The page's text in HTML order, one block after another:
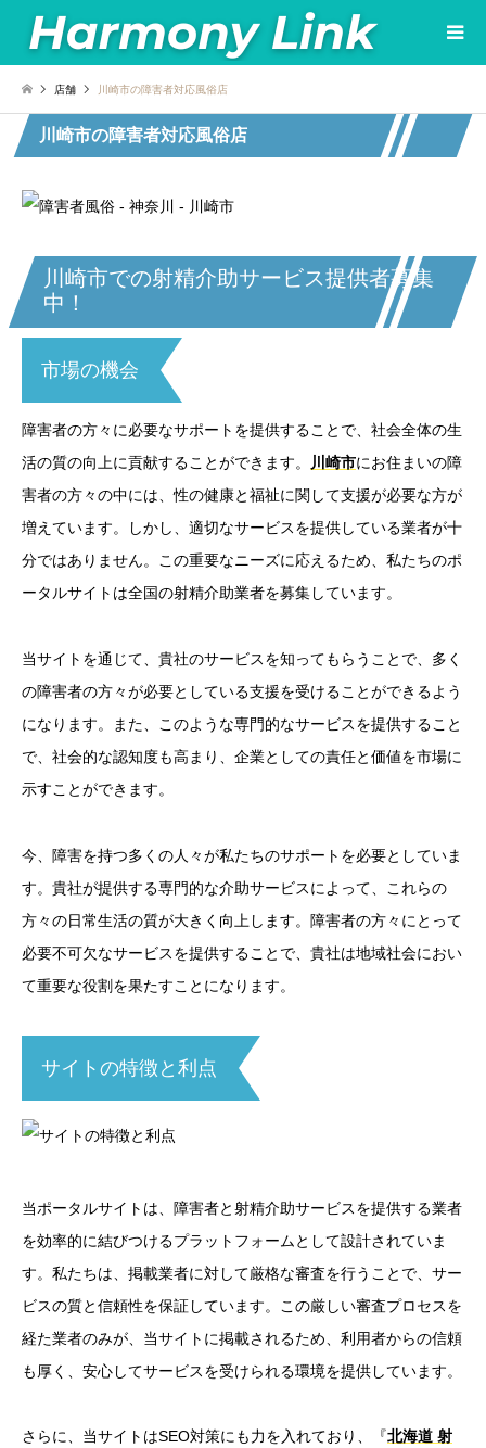
店舗 川崎市の障害者対応風俗店
川崎市の障害者対応風俗店
川崎市での射精介助サービス提供者募集
中！
市場の機会
障害者の方々に必要なサポートを提供することで、社会全体の生
活の質の向上に貢献することができます。
川崎市にお住まいの障
害者の方々の中には、性の健康と福祉に関して支援が必要な方が
増えています。しかし、適切なサービスを提供している業者が十
分ではありません。この重要なニーズに応えるため、私たちのポ
ータルサイトは全国の射精介助業者を募集しています。
当サイトを通じて、貴社のサービスを知ってもらうことで、多く
の障害者の方々が必要としている支援を受けることができるよう
になります。また、このような専門的なサービスを提供すること
で、社会的な認知度も高まり、企業としての責任と価値を市場に
示すことができます。
今、障害を持つ多くの人々が私たちのサポートを必要としていま
す。貴社が提供する専門的な介助サービスによって、これらの
方々の日常生活の質が大きく向上します。障害者の方々にとって
必要不可欠なサービスを提供することで、貴社は地域社会におい
て重要な役割を果たすことになります。
サイトの特徴と利点
当ポータルサイトは、障害者と射精介助サービスを提供する業者
を効率的に結びつけるプラットフォームとして設計されていま
す。私たちは、掲載業者に対して厳格な審査を行うことで、サー
ビスの質と信頼性を保証しています。この厳しい審査プロセスを
経た業者のみが、当サイトに掲載されるため、利用者からの信頼
も厚く、安心してサービスを受けられる環境を提供しています。
さらに、当サイトはSEO対策にも力を入れており、『北海道 射